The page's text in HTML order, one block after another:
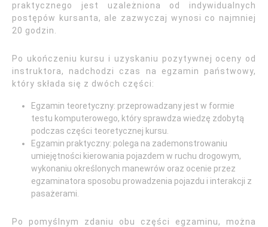
praktycznego jest uzależniona od indywidualnych
postępów kursanta, ale zazwyczaj wynosi co najmniej
20 godzin.
Po ukończeniu kursu i uzyskaniu pozytywnej oceny od
instruktora, nadchodzi czas na egzamin państwowy,
który składa się z dwóch części:
Egzamin teoretyczny: przeprowadzany jest w formie
testu komputerowego, który sprawdza wiedzę zdobytą
podczas części teoretycznej kursu.
Egzamin praktyczny: polega na zademonstrowaniu
umiejętności kierowania pojazdem w ruchu drogowym,
wykonaniu określonych manewrów oraz ocenie przez
egzaminatora sposobu prowadzenia pojazdu i interakcji z
pasażerami.
Po pomyślnym zdaniu obu części egzaminu, można